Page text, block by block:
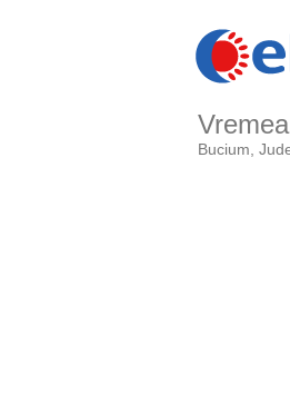
Bucium,